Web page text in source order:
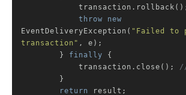
throw
new
EventDeliveryException( "Failed to
transaction" , e);
        }
finally {
            transaction.close();
return result;